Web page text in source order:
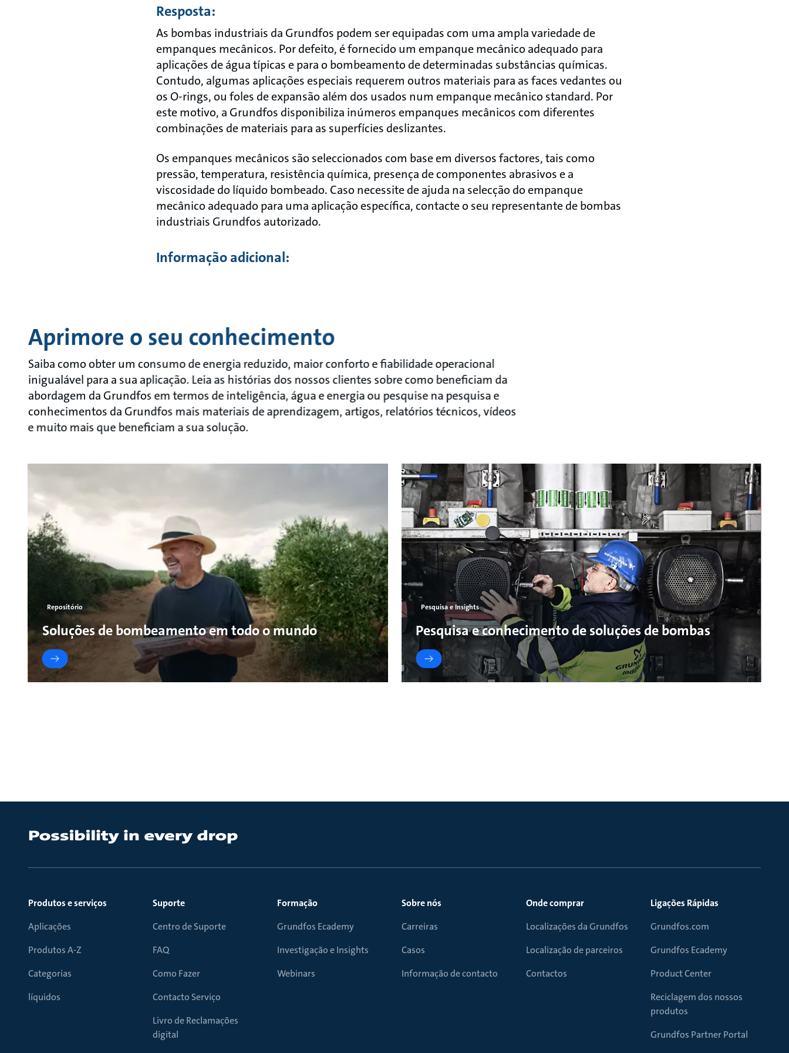
Resposta:
As bombas industriais da Grundfos podem ser equipadas com uma ampla variedade de
empanques mecânicos. Por defeito, é fornecido um empanque mecânico adequado para
aplicações de água típicas e para o bombeamento de determinadas substâncias químicas.
Contudo, algumas aplicações especiais requerem outros materiais para as faces vedantes ou
os O-rings, ou foles de expansão além dos usados num empanque mecânico standard. Por
este motivo, a Grundfos disponibiliza inúmeros empanques mecânicos com diferentes
combinações de materiais para as superfícies deslizantes.
Os empanques mecânicos são seleccionados com base em diversos factores, tais como
pressão, temperatura, resistência química, presença de componentes abrasivos e a
viscosidade do líquido bombeado. Caso necessite de ajuda na selecção do empanque
mecânico adequado para uma aplicação específica, contacte o seu representante de bombas
industriais Grundfos autorizado.
Informação adicional:
Aprimore o seu conhecimento
Saiba como obter um consumo de energia reduzido, maior conforto e fiabilidade operacional
inigualável para a sua aplicação. Leia as histórias dos nossos clientes sobre como beneficiam da
abordagem da Grundfos em termos de inteligência, água e energia ou pesquise na pesquisa e
conhecimentos da Grundfos mais materiais de aprendizagem, artigos, relatórios técnicos, vídeos
e muito mais que beneficiam a sua solução.
Repositório
Soluções de bombeamento em todo o mundo
Pesquisa e Insights
Pesquisa e conhecimento de soluções de bombas
Produtos e serviços
Aplicações
Produtos A-Z
Categorias
líquidos
Suporte
Centro de Suporte
FAQ
Como Fazer
Contacto Serviço
Livro de Reclamações
digital
Formação
Grundfos Ecademy
Investigação e Insights
Webinars
Sobre nós
Carreiras
Casos
Informação de contacto
Onde comprar
Localizações da Grundfos
Localização de parceiros
Contactos
Ligações Rápidas
Grundfos.com
Grundfos Ecademy
Product Center
Reciclagem dos nossos
produtos
Grundfos Partner Portal